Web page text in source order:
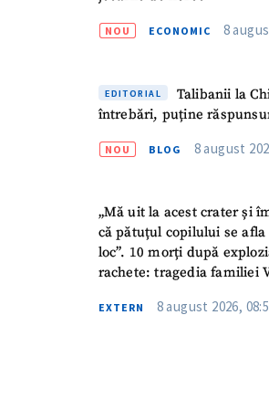
NOU ECONOMIC 8
EDITORIAL
Talibanii la
întrebări, puține
NOU BLOG 8 august
„Mă uit la acest crater și
că pătuțul copilului se afla
loc”. 10 morți după
rachete: tragedia familiei
EXTERN 8 august 2026,
+ Telefon personal
Am citit și sunt de acord cupolitica de
TRIMITE ȘTIREA